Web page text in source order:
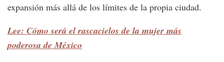
expansión más allá de los límites de la propia ciudad.
Lee: Cómo será el rascacielos de la mujer más
poderosa de México